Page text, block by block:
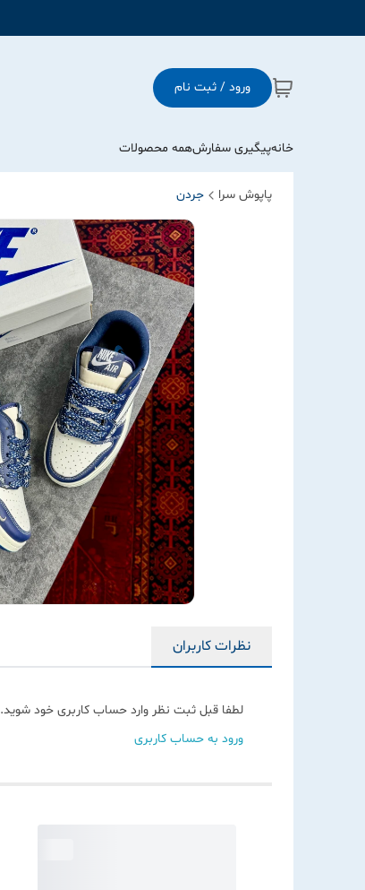
ورود / ثبت نام
خانهپیگیری سفارشهمه محصولات
پاپوش سرا جردن
نظرات کاربران
لطفا قبل ثبت نظر وارد حساب کاربری خود شوید.
ورود به حساب کاربری